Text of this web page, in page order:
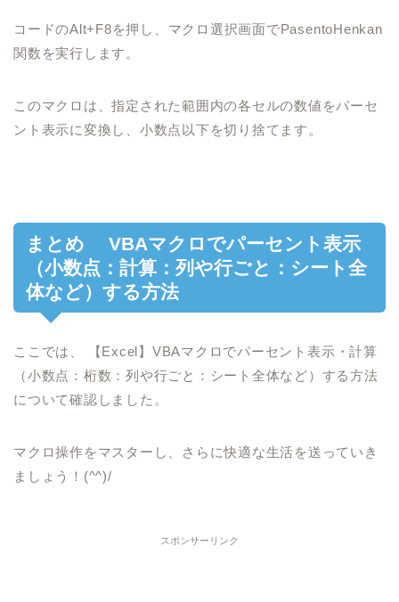
コードのAlt+F8を押し、マクロ選択画面でPasentoHenkan
関数を実行します。
このマクロは、指定された範囲内の各セルの数値をパーセ
ント表示に変換し、小数点以下を切り捨てます。
まとめ VBAマクロでパーセント表示
（小数点：計算：列や行ごと：シート全
体など）する方法
ここでは、 【Excel】VBAマクロでパーセント表示・計算
（小数点：桁数：列や行ごと：シート全体など）する方法
について確認しました。
マクロ操作をマスターし、さらに快適な生活を送っていき
ましょう！(^^)/
スポンサーリンク